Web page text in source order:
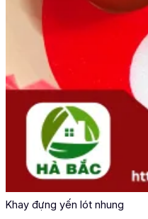
Khay đựng yến lót nhung